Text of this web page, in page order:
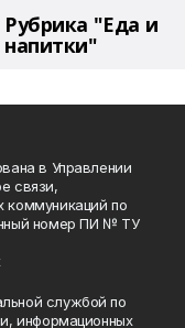
Рубрика "Еда и
напитки"
в Управлении
связи,
коммуникаций по
номер ПИ № ТУ
службой по
информационных